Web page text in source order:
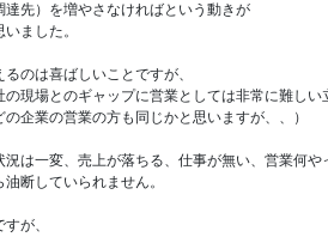
先）を増やさなければという動きが
ました。
のは喜ばしいことですが、
現場とのギャップに営業としては非常に難しい
企業の営業の方も同じかと思いますが、、）
は一変、売上が落ちる、仕事が無い、営業何や
断していられません。
が、